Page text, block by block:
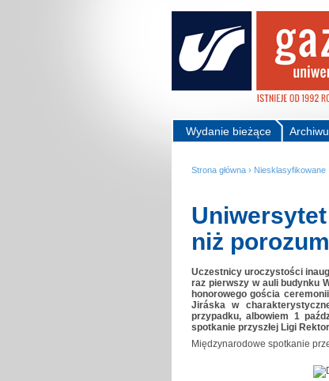
Wydanie bieżące
Strona główna › Niesklasyfikowane
niż
Uczestnicy uroczystości
raz pierwszy w auli budynku
honorowego gościa
Jiráska w
przypadku, albowiem 1
spotkanie przyszłej Ligi
Międzynarodowe spotkanie